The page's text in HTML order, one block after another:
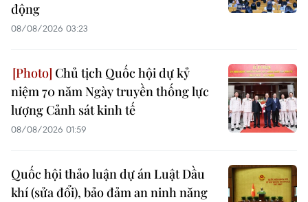
động
08/08/2026 03:23
Chủ tịch Quốc hội dự kỷ
niệm 70 năm Ngày truyền thống lực
lượng Cảnh sát kinh tế
08/08/2026 01:59
Quốc hội thảo luận dự án Luật Dầu
khí (sửa đổi), bảo đảm an ninh năng